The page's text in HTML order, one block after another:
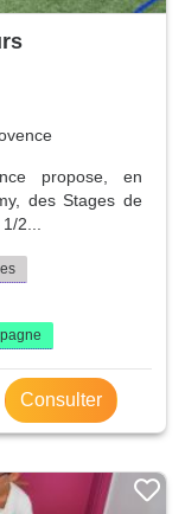
propose, en
des Stages de
2...
Consulter